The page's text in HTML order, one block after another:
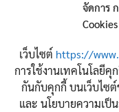
จัดการ
Cookies
เว็บไซต์ https://
การใช้งานเทคโนโลยี
กันกับคุกกี้ บนเว็บไซต์
และ นโยบายความเป็